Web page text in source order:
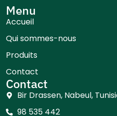
Menu
Accueil
Qui sommes-nous
Produits
Contact
Contact
Bir Drassen, Nabeul,
98 535 442